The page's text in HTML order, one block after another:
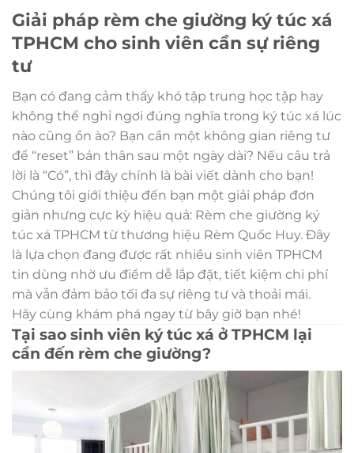
Giải pháp rèm che giường ký túc xá
TPHCM cho sinh viên cần sự riêng
tư
Bạn có đang cảm thấy khó tập trung học tập hay
không thể nghỉ ngơi đúng nghĩa trong ký túc xá lúc
nào cũng ồn ào? Bạn cần một không gian riêng tư
để “reset” bản thân sau một ngày dài? Nếu câu trả
lời là “Có”, thì đây chính là bài viết dành cho bạn!
Chúng tôi giới thiệu đến bạn một giải pháp đơn
giản nhưng cực kỳ hiệu quả: Rèm che giường ký
túc xá TPHCM từ thương hiệu Rèm Quốc Huy. Đây
là lựa chọn đang được rất nhiều sinh viên TPHCM
tin dùng nhờ ưu điểm dễ lắp đặt, tiết kiệm chi phí
mà vẫn đảm bảo tối đa sự riêng tư và thoải mái.
Hãy cùng khám phá ngay từ bây giờ bạn nhé!
Tại sao sinh viên ký túc xá ở TPHCM lại
cần đến rèm che giường?